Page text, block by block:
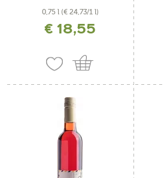
0,75 l (€ 24,73/1 l)
€ 18,55